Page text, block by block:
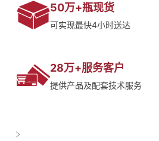
50万+瓶现货
可实现最快4小时送达
28万+服务客户
提供产品及配套技术服务